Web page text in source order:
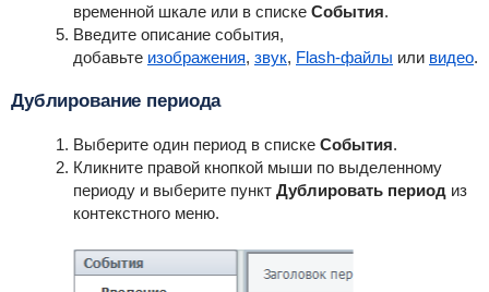
временной шкале или в списке События.
Введите описание события,
добавьте изображения, звук, Flash-файлы или видео.
Дублирование периода
Выберите один период в списке События.
Кликните правой кнопкой мыши по выделенному
периоду и выберите пункт Дублировать период из
контекстного меню.